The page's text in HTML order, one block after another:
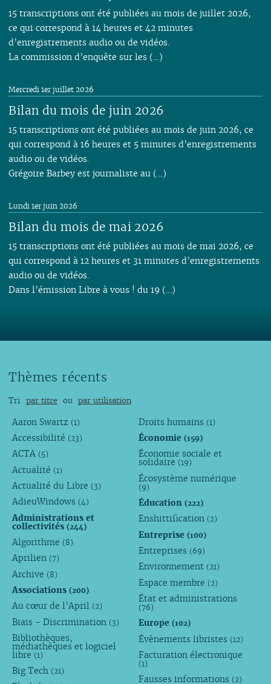
15 transcriptions ont été publiées au mois de juillet 2026,
ce qui correspond à 14 heures et 42 minutes
d’enregistrements audio ou de vidéos.
La commission d’enquête sur les (…)
Bilan du mois de juin 2026
Mercredi 1er juillet 2026
15 transcriptions ont été publiées au mois de juin 2026, ce
qui correspond à 16 heures et 5 minutes d’enregistrements
audio ou de vidéos.
Grégoire Barbey est journaliste au (…)
Bilan du mois de mai 2026
Lundi 1er juin 2026
15 transcriptions ont été publiées au mois de mai 2026, ce
qui correspond à 12 heures et 31 minutes d’enregistrements
audio ou de vidéos.
Dans l’émission Libre à vous ! du 19 (…)
Thèmes récents
Tri par titre ou par utilisation
Aaron Swartz (1)
Accessibilité (23)
ACTA (5)
Actualité (1)
Actualité du Libre (3)
AdieuWindows (4)
Administrations et
collectivités (244)
Algorithme (8)
Aprilien (7)
Archive (8)
Associations (200)
Au cœur de l’April (2)
Biais - Discrimination (3)
Bibliothèques,
médiathèques et logiciel
libre (1)
Big Tech (21)
Droits humains (1)
Économie(159)
Économie sociale et
solidaire (19)
Écosystème numérique
(9)
Éducation(222)
Enshittification (2)
Entreprise(100)
Entreprises (69)
Environnement (21)
Espace membre (2)
État et administrations
(76)
Europe(102)
Évènements libristes (12)
Facturation électronique
(1)
Fausses informations (2)